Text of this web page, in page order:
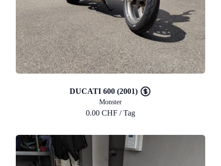
DUCATI 600 (2001)
Monster
0.00 CHF / Tag